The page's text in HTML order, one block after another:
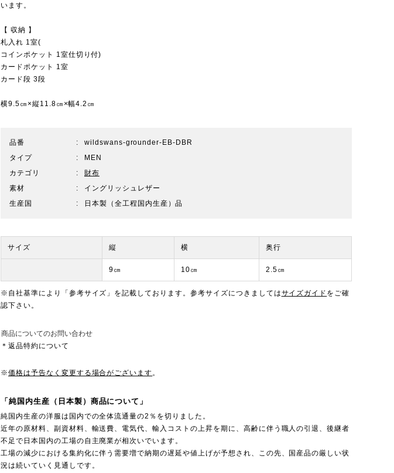
います。
【 収納 】
札入れ 1室(
コインポケット 1室仕切り付)
カードポケット 1室
カード段 3段
横9.5㎝×縦11.8㎝×幅4.2㎝
品番
wildswans-grounder-EB-DBR
タイプ
MEN
カテゴリ
財布
素材
イングリッシュレザー
生産国
日本製（全工程国内生産）品
サイズ 縦 横 奥行
9㎝ 10㎝ 2.5㎝
※自社基準により「参考サイズ」を記載しております。参考サイズにつきましてはサイズガイド をご確
認下さい。
商品についてのお問い合わせ
＊返品特約について
※価格は予告なく変更する場合がございます 。
「純国内生産（日本製）商品について」
純国内生産の洋服は国内での全体流通量の2％を切りました。
近年の原材料、副資材料、輸送費、電気代、輸入コストの上昇を期に、高齢に伴う職人の引退、後継者
不足で日本国内の工場の自主廃業が相次いでいます。
工場の減少における集約化に伴う需要増で納期の遅延や値上げが予想され、この先、国産品の厳しい状
況は続いていく見通しです。